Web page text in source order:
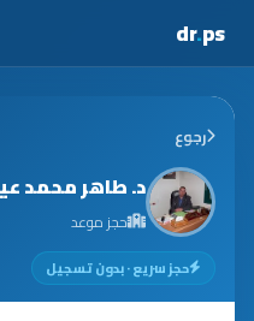
dr.ps
رجوع
د. طاهر محمد
حجز موعد
حجز سريع · بدون تسجيل